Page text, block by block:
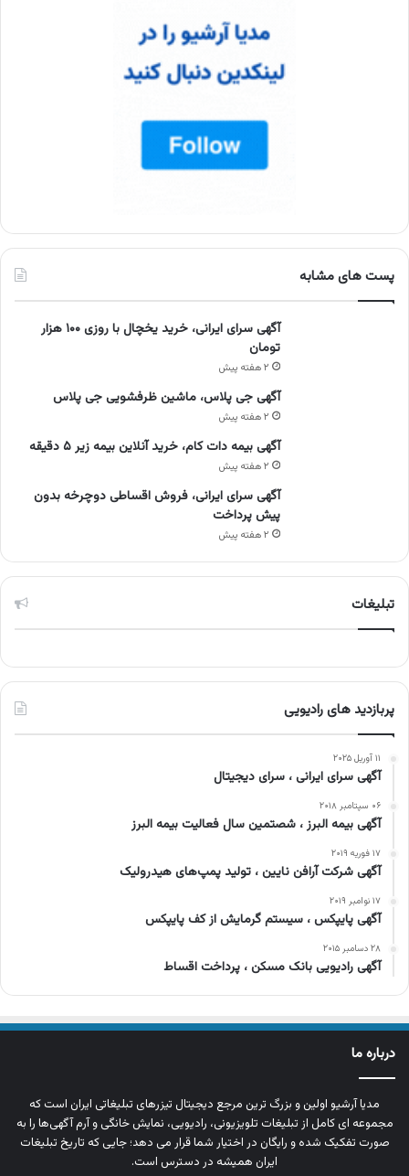
پست های مشابه
آگهی سرای ایرانی، خرید یخچال با روزی ۱۰۰ هزار
تومان
۲ هفته پیش
آگهی جی پلاس، ماشین ظرفشویی جی پلاس
۲ هفته پیش
آگهی بیمه دات کام، خرید آنلاین بیمه زیر ۵ دقیقه
۲ هفته پیش
آگهی سرای ایرانی، فروش اقساطی دوچرخه بدون
پیش پرداخت
۲ هفته پیش
تبلیغات
پربازدید های رادیویی
۱۱ آوریل ۲۰۲۵
آگهی سرای ایرانی ، سرای دیجیتال
۰۶ سپتامبر ۲۰۱۸
آگهی بیمه البرز ، شصتمین سال فعالیت بیمه البرز
۱۷ فوریه ۲۰۱۹
آگهی شرکت آرافن نایین ، تولید پمپ‌های هیدرولیک
۱۷ نوامبر ۲۰۱۹
آگهی پایپکس ، سیستم گرمایش از کف پایپکس
۲۸ دسامبر ۲۰۱۵
آگهی رادیویی بانک مسکن ، پرداخت اقساط
درباره ما
مدیا آرشیو اولین و بزرگ‌ ترین مرجع دیجیتال تیزرهای تبلیغاتی ایران است که
مجموعه‌ ای کامل از تبلیغات تلویزیونی، رادیویی، نمایش خانگی و آرم‌ آگهی‌ها را به‌
صورت تفکیک‌ شده و رایگان در اختیار شما قرار می‌ دهد؛ جایی که تاریخ تبلیغات
ایران همیشه در دسترس است.